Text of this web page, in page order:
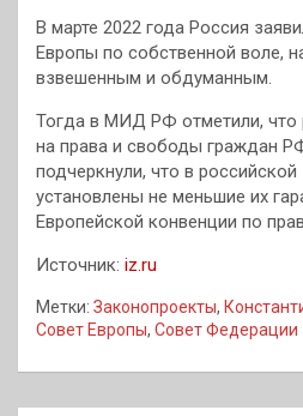
В марте 2022 года Россия
Европы по собственной воле,
взвешенным и обдуманным.
Тогда в МИД РФ отметили, что
на права и свободы граждан
подчеркнули, что в российской
установлены не меньшие их
Европейской конвенции по
Источник: iz.ru
Метки: Законопроекты,
Совет Европы, Совет Федерации